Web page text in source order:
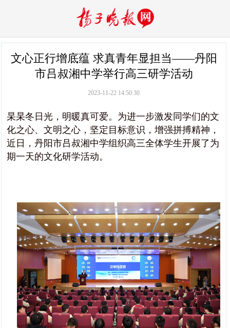
文心正行增底蕴 求真青年显担当——丹阳
市吕叔湘中学举行高三研学活动
2023-11-22 14:50:30
杲杲冬日光，明暖真可爱。为进一步激发同学们的文
化之心、文明之心 ，坚定目标意识，增强拼搏精神，
近日，丹阳市吕叔湘中学组织高三全体学生开展了为
期一天的文化研学活动。